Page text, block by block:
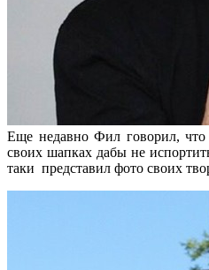
Еще недавно Фил говорил, что
своих шапках дабы не
таки представил фото своих